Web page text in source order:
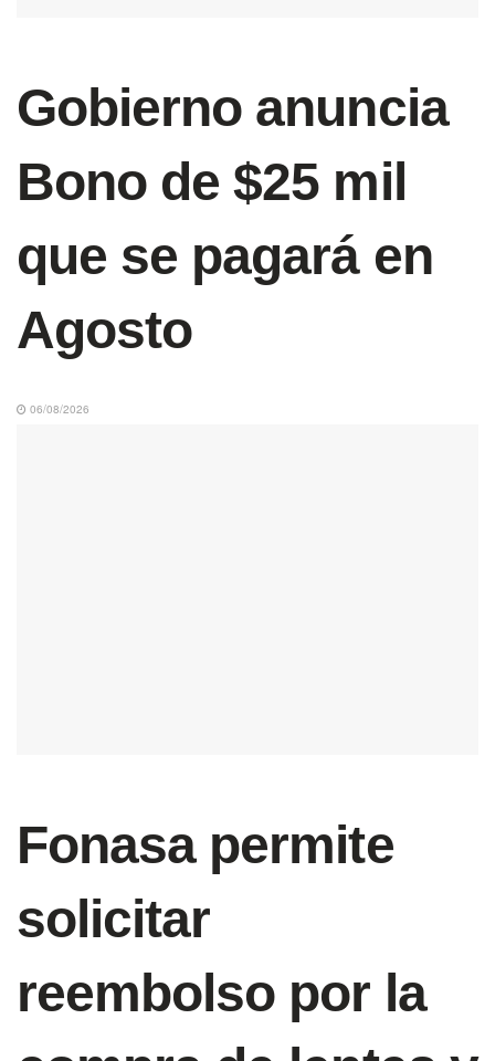
Gobierno anuncia
Bono de $25 mil
que se pagará en
Agosto
06/08/2026
Fonasa permite
solicitar
reembolso por la